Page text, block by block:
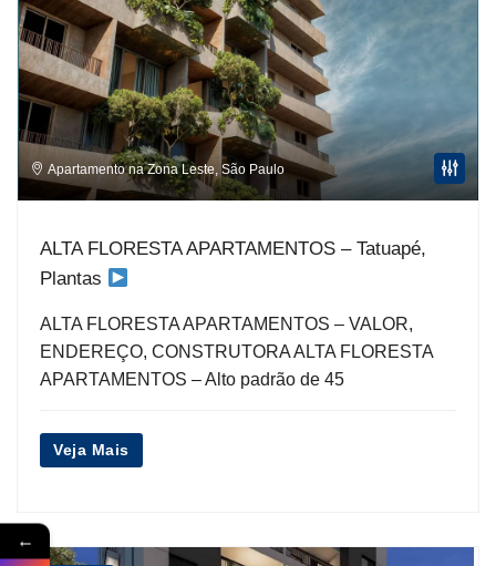
Apartamento na Zona Leste, São Paulo
ALTA FLORESTA APARTAMENTOS – Tatuapé,
Plantas
ALTA FLORESTA APARTAMENTOS – VALOR,
ENDEREÇO, CONSTRUTORA ALTA FLORESTA
APARTAMENTOS – Alto padrão de 45
Veja Mais
←